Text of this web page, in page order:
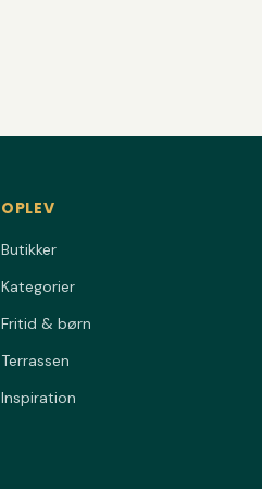
OPLEV
Butikker
Kategorier
Fritid & børn
Terrassen
Inspiration